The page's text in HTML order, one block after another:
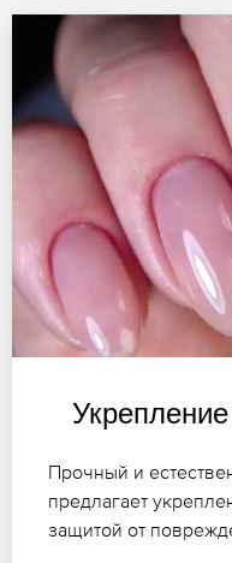
Прочный и
предлагает
защитой от